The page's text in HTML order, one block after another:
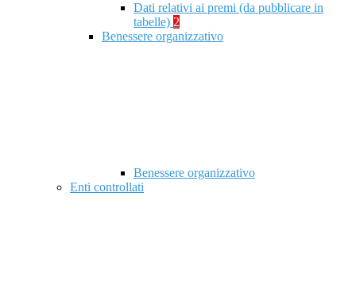
Dati relativi ai premi (da pubblicare in
tabelle) 2
Benessere organizzativo
Benessere organizzativo
Enti controllati